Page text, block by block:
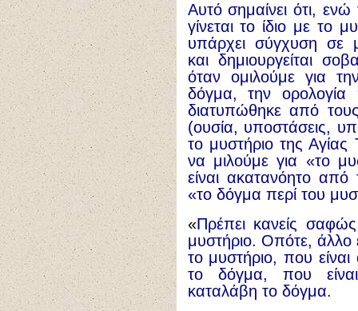
Αυτό σημαίνει ότι, ενώ
γίνεται το ίδιο με το
υπάρχει σύγχυση σε
και δημιουργείται
όταν ομιλούμε για
δόγμα, την
διατυπώθηκε από
(ουσία, υποστάσεις,
το μυστήριο της
να μιλούμε για «το
είναι ακατανόητο
«το δόγμα περί του
«Πρέπει κανείς
μυστήριο. Οπότε, άλλο
το μυστήριο, που
το δόγμα, που
καταλάβη το δόγμα.